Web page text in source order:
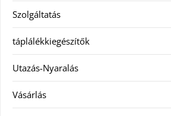
Szolgáltatás
táplálékkiegészítők
Utazás-Nyaralás
Vásárlás